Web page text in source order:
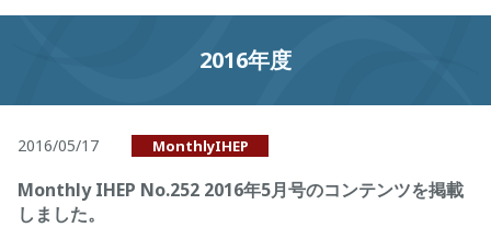
2016年度
2016/05/17 MonthlyIHEP
Monthly IHEP No.252 2016年5月号のコンテンツを掲載
しました。